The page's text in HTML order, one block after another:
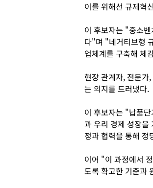
이를 위해선 규제혁
이 후보자는 "중소
다"며 "네거티브형
업체계를 구축해 체
현장 관계자, 전문가
는 의지를 드러냈다.
이 후보자는 "납품
과 우리 경제 성장
정과 협력을 통해
이어 "이 과정에서
도록 확고한 기준과